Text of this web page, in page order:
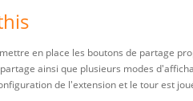
en place les boutons de partage
ainsi que plusieurs modes
de l'extension et le tour est